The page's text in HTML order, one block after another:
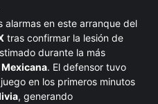
alarmas en este arranque del
tras confirmar la lesión de
durante la más
. El defensor tuvo
en los primeros minutos
, generando